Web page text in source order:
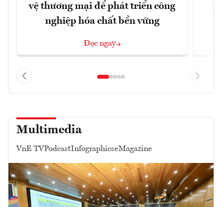
vệ thương mại để phát triển công
nghiệp hóa chất bền vững
Đọc ngay
Multimedia
VnE TVPodcastInfographicseMagazine